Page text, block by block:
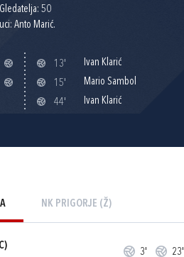
Gledatelja: 50
Anto Marić.
13'
Ivan Klarić
15'
Mario Sambol
44'
Ivan Klarić
NK PRIGORJE (Ž)
3' 23'